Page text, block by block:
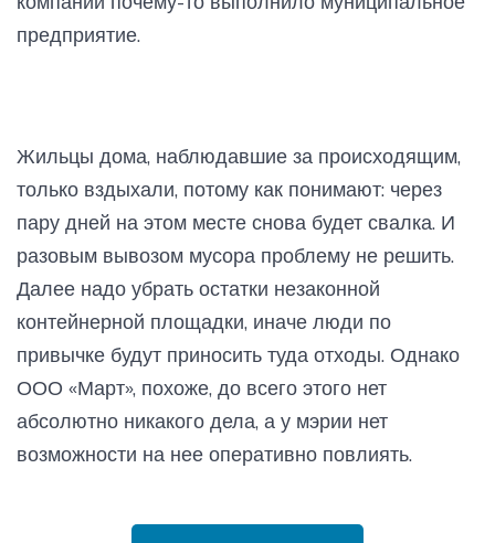
предприятие.
Жильцы дома, наблюдавшие за происходящим,
только вздыхали, потому как понимают: через
пару дней на этом месте снова будет свалка. И
разовым вывозом мусора проблему не решить.
Далее надо убрать остатки незаконной
контейнерной площадки, иначе люди по
привычке будут приносить туда отходы. Однако
ООО «Март», похоже, до всего этого нет
абсолютно никакого дела, а у мэрии нет
возможности на нее оперативно повлиять.